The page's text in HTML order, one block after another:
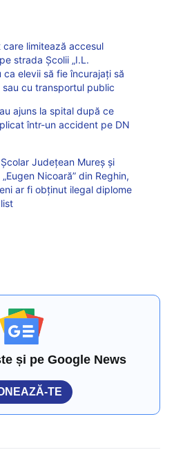
limitează accesul
strada Școlii „I.L.
ca elevii să fie încurajați să
cu transportul public
ajuns la spital după ce
într-un accident pe DN
Judeţean Mureş şi
Nicoară” din Reghin,
ar fi obţinut ilegal diplome
și pe Google News
TE